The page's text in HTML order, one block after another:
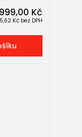
999,00 Kč
Kč bez DPH